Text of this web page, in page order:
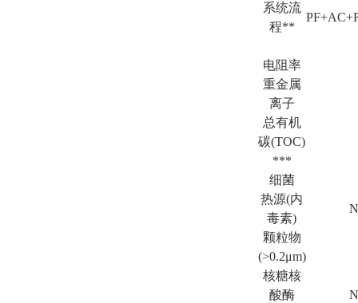
系统流
程**
电阻率
重金属
离子
总有机
碳(TOC)
***
细菌
热源(内
毒素)
颗粒物
(>0.2μm)
核糖核
酸酶